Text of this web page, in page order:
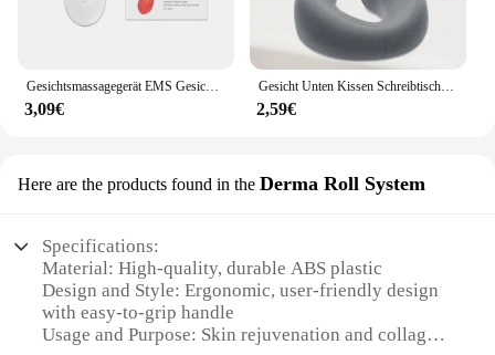
Gesichtsmassagegerät EMS Gesichts Mikrostrom Anti-Aging Gesichtsmassage Hals Facelifting Massagegerät Hautstraffung Facelift Geräte USB
3,09€
Gesicht Unten Kissen Schreibtisch Nickerchen Kissen Anfällig Ruhen Komfort Memory Foam Ergonomie Hause Massage Kopfstütze für Schönheit Salon
2,59€
Here are the products found in the Derma Roll System
Specifications:
Material: High-quality, durable ABS plastic
Design and Style: Ergonomic, user-friendly design
with easy-to-grip handle
Usage and Purpose: Skin rejuvenation and collagen